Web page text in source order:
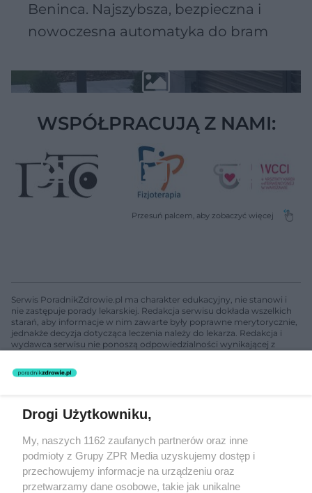
Beninca. Najszybsza, bezpieczna i
nowoczesna automatyka do bram
WSPÓŁPRACUJĄ Z NAMI:
Serwis PoradnikZdrowie.pl ma charakter edukacyjny, nie stanowi i
nie zastępuje porady lekarskiej. Redakcja serwisu dokłada wszelkich
starań, aby informacje w nim zawarte były poprawne merytorycznie,
jednakże decyzja dotycząca leczenia należy do lekarza. Redakcja i
wydawca serwisu nie ponoszą odpowiedzialności wynikającej z
nie prowadzi działalności leczniczej polegającej na udzielaniu
świadczeń zdrowotnych w rozumieniu art. 3 ust 1 ustawy o
Żaden utwór zamieszczony w serwisie nie może być powielany i
rozpowszechniany lub dalej rozpowszechniany w jakikolwiek sposób
(w tym także elektroniczny lub mechaniczny) na jakimkolwiek polu
eksploatacji w jakiejkolwiek formie, włącznie z umieszczaniem w
Internecie bez pisemnej zgody właściciela praw. Jakiekolwiek użycie
lub wykorzystanie utworów w całości lub w części z naruszeniem
Drogi Użytkowniku,
My, naszych 1162 zaufanych partnerów oraz inne
podmioty z Grupy ZPR Media uzyskujemy dostęp i
przechowujemy informacje na urządzeniu oraz
przetwarzamy dane osobowe, takie jak unikalne